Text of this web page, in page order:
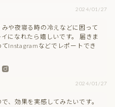
2024/01/27
や夜寝る時の冷えなどに困って
になれたら嬉しいです。 届きま
Instagramなどでレポートでき
2024/01/27
、効果を実感してみたいです。